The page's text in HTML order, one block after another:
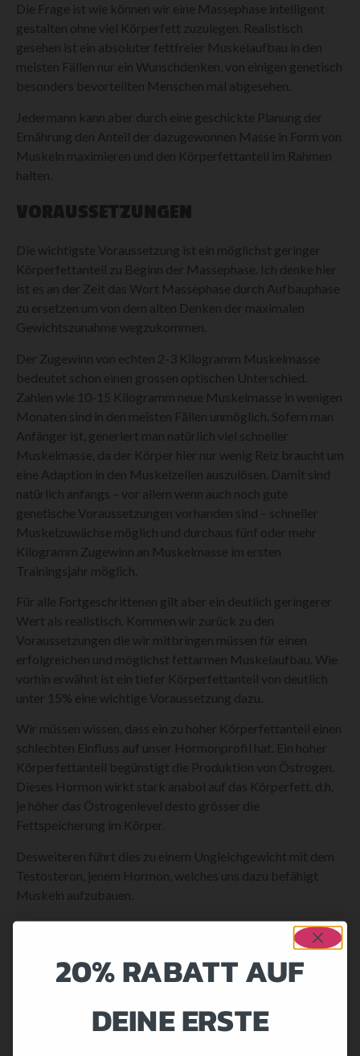
Die Frage ist wie können wir eine Massephase intelligent
gestalten ohne viel Körperfett zuzulegen. Realistisch
gesehen ist ein absoluter fettfreier Muskelaufbau in den
meisten Fällen nur ein Wunschdenken, von einigen genetisch
besonders bevorteilten Menschen mal abgesehen.
Jedermann kann aber durch eine geschickte Planung der
Ernährung den Anteil der dazugewonnen Masse in Form von
Muskeln maximieren und den Körperfettanteil im Rahmen
halten.
VORAUSSETZUNGEN
Die wichtigste Voraussetzung ist ein möglichst geringer
Körperfettanteil zu Beginn der Massephase. Ich denke hier
ist es an der Zeit das Wort Massephase durch Aufbauphase
zu ersetzen um von dem alten Denken der maximalen
Gewichtszunahme wegzukommen.
Der Zugewinn von echten 2-3 Kilogramm Muskelmasse
bedeutet schon einen grossen optischen Unterschied.
Zahlen wie 10-15 Kilogramm neue Muskelmasse in wenigen
Monaten sind in den meisten Fällen unmöglich. Sofern man
Anfänger ist, generiert man natürlich viel schneller
Muskelmasse, da der Körper hier nur wenig Reiz braucht um
eine Adaption in den Muskelzellen auszulösen. Damit sind
natürlich anfangs – vor allem wenn auch noch gute
genetische Voraussetzungen vorhanden sind – schneller
Muskelzuwächse möglich und durchaus fünf oder mehr
Kilogramm Zugewinn an Muskelmasse im ersten
Trainingsjahr möglich.
Für alle Fortgeschrittenen gilt aber ein deutlich geringerer
Wert als realistisch. Kommen wir zurück zu den
Voraussetzungen die wir mitbringen müssen für einen
erfolgreichen und möglichst fettarmen Muskelaufbau. Wie
vorhin erwähnt ist ein tiefer Körperfettanteil von deutlich
unter 15% eine wichtige Voraussetzung dazu.
Wir müssen wissen, dass ein zu hoher Körperfettanteil einen
schlechten Einfluss auf unser Hormonprofil hat. Ein hoher
Körperfettanteil begünstigt die Produktion von Östrogen.
Dieses Hormon wirkt stark anabol auf das Körperfett, d.h.
je höher das Östrogenlevel desto grösser die
Fettspeicherung im Körper.
Desweiteren führt dies zu einem Ungleichgewicht mit dem
Testosteron, jenem Hormon, welches uns dazu befähigt
Muskeln aufzubauen.
Besitzen wir nun einen zu hohen Körperfettanteil, gilt es
zunächst diesen zu reduzieren um eine sinnvolle und
effektive Aufbauphase zu beginnen.
20% RABATT AUF
DEINE ERSTE